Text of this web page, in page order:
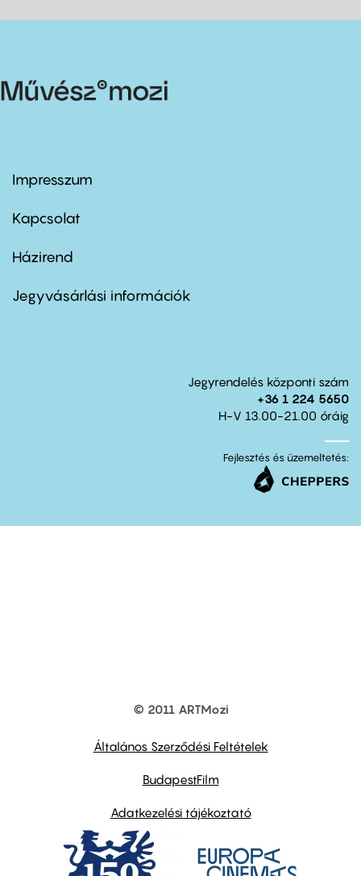
Footer
first
Impresszum
Kapcsolat
Footer
second
Házirend
Jegyvásárlási információk
Jegyrendelés központi szám
+36 1 224 5650
H-V 13.00-21.00 óráig
Fejlesztés és üzemeltetés:
© 2011 ARTMozi
Általános Szerződési Feltételek
BudapestFilm
Adatkezelési tájékoztató